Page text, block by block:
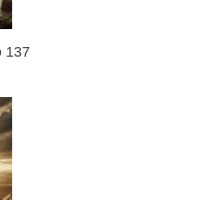
137